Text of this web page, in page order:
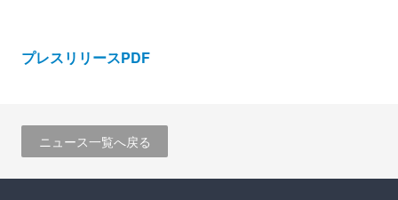
プレスリリースPDF
ニュース一覧へ戻る